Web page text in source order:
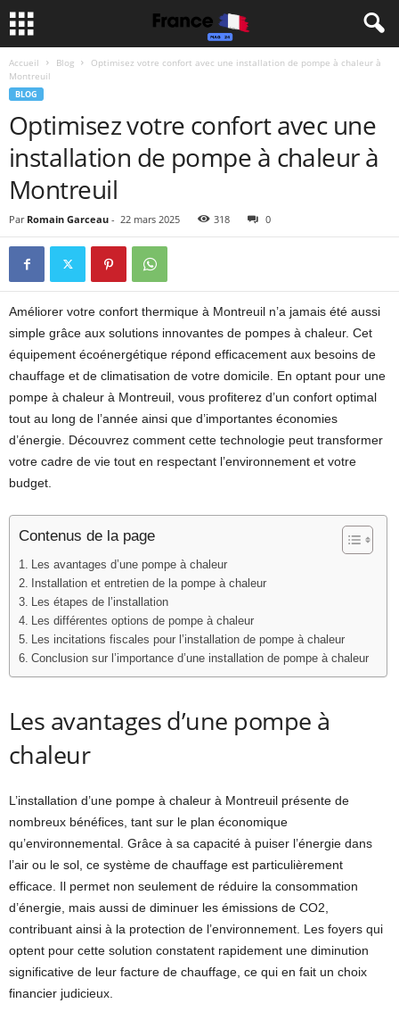
Accueil Blog
Optimisez votre confort avec une installation de pompe à chaleur à
Montreuil
BLOG
Optimisez votre confort avec une
installation de pompe à chaleur à
Montreuil
Par Romain Garceau - 22 mars 2025 318 0
Améliorer votre confort thermique à Montreuil n’a jamais été aussi
simple grâce aux solutions innovantes de pompes à chaleur. Cet
équipement écoénergétique répond efficacement aux besoins de
chauffage et de climatisation de votre domicile. En optant pour une
pompe à chaleur à Montreuil, vous profiterez d’un confort optimal
tout au long de l’année ainsi que d’importantes économies
d’énergie. Découvrez comment cette technologie peut transformer
votre cadre de vie tout en respectant l’environnement et votre
budget.
Contenus de la page
Les avantages d’une pompe à chaleur
Installation et entretien de la pompe à chaleur
Les étapes de l’installation
Les différentes options de pompe à chaleur
Les incitations fiscales pour l’installation de pompe à chaleur
Conclusion sur l’importance d’une installation de pompe à chaleur
Les avantages d’une pompe à
chaleur
L’installation d’une pompe à chaleur à Montreuil présente de
nombreux bénéfices, tant sur le plan économique
qu’environnemental. Grâce à sa capacité à puiser l’énergie dans
l’air ou le sol, ce système de chauffage est particulièrement
efficace. Il permet non seulement de réduire la consommation
d’énergie, mais aussi de diminuer les émissions de CO2,
contribuant ainsi à la protection de l’environnement. Les foyers qui
optent pour cette solution constatent rapidement une diminution
significative de leur facture de chauffage, ce qui en fait un choix
financier judicieux.